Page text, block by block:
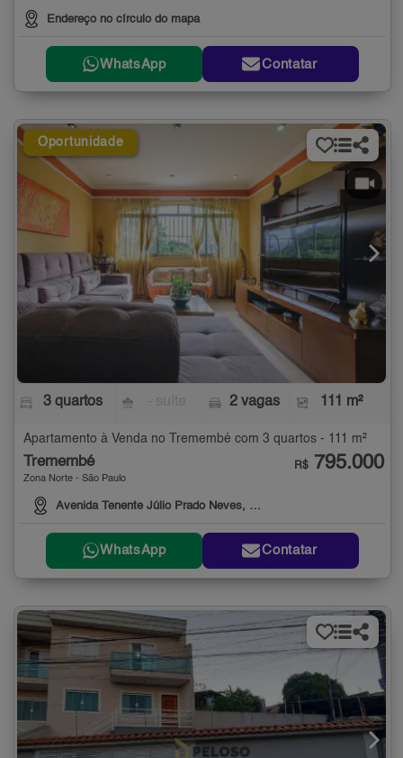
Endereço no círculo do mapa
WhatsApp Contatar
Oportunidade
3 quartos 2 vagas 111 m²
Apartamento à Venda no Tremembé com 3 quartos - 111 m²
Tremembé
Zona Norte - São Paulo
Avenida Tenente Júlio Prado Neves, 120
R$ 795.000
WhatsApp Contatar